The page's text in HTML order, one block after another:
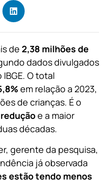
de 2,38 milhões de
dados divulgados
O total
em relação a 2023,
de crianças. É o
e a maior
décadas.
gerente da pesquisa,
já observada
estão tendo menos